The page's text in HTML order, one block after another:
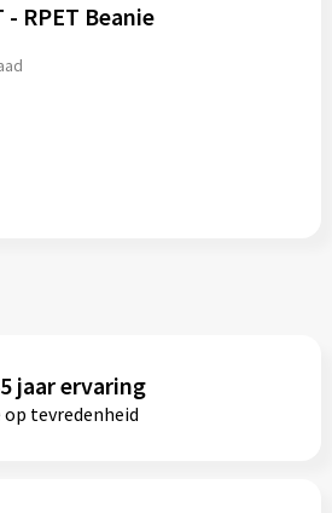
- RPET Beanie
jaar ervaring
tevredenheid